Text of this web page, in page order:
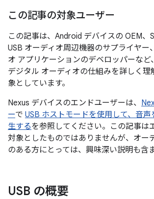
この記事の対象ユーザー
この記事は、Android デバイスの OEM、
USB オーディオ周辺機器のサプライヤー
オ アプリケーションのデベロッパーなど
デジタル オーディオの仕組みを詳しく理
象としています。
Nexus デバイスのエンドユーザーは、
ーで USB ホストモードを使用して、音
生するを参照してください。この記事は
対象としたものではありませんが、オー
のある方にとっては、興味深い説明も含
USB の概要